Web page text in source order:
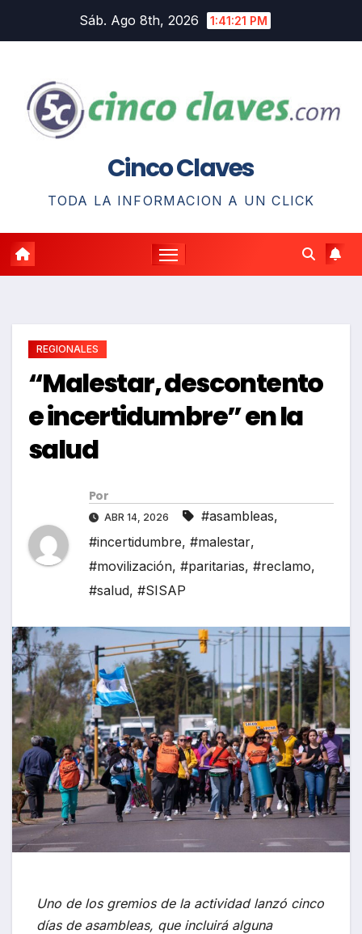
Sáb. Ago 8th, 2026 1:41:22 PM
Cinco Claves
TODA LA INFORMACION A UN CLICK
REGIONALES
“Malestar, descontento
e incertidumbre” en la
salud
Por
ABR 14, 2026 #asambleas,
#incertidumbre, #malestar,
#movilización, #paritarias, #reclamo,
#salud, #SISAP
Uno de los gremios de la actividad lanzó cinco
días de asambleas, que incluirá alguna